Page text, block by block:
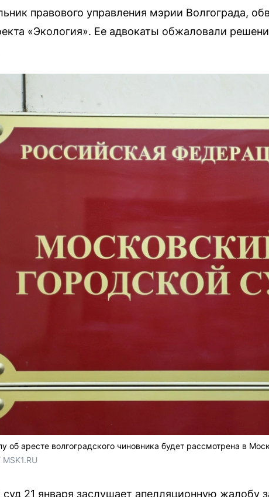
правового управления мэрии Волгограда,
«Экология». Ее адвокаты обжаловали
об аресте волгоградского чиновника будет рассмотрена в
21 января заслушает апелляционную жалобу